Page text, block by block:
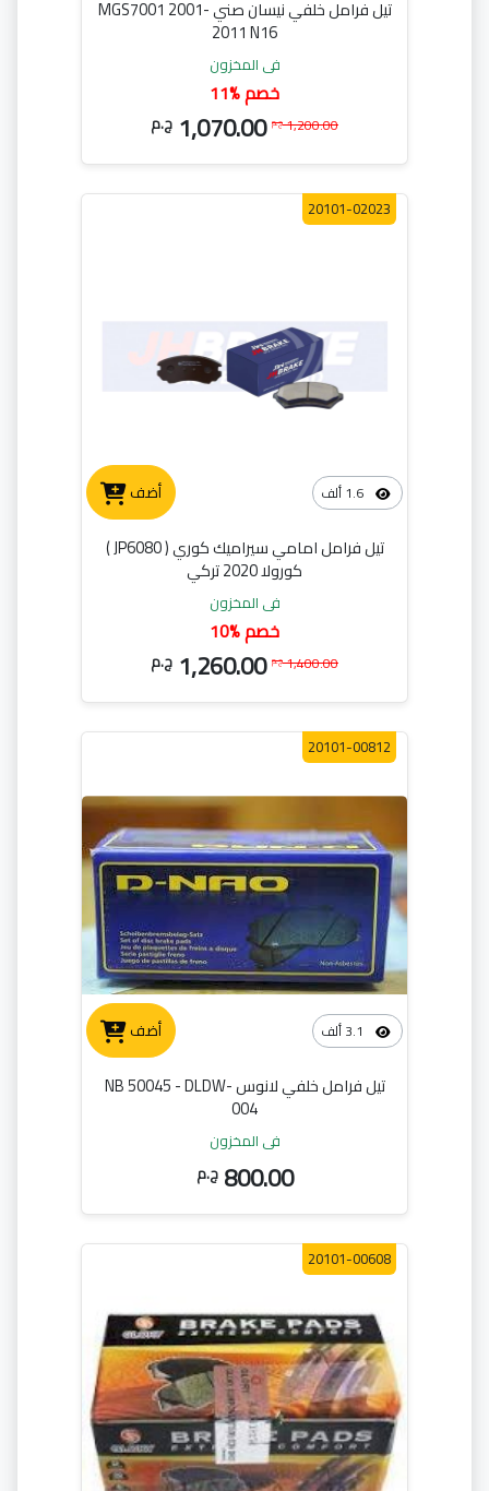
تيل فرامل خلفي نيسان صني MGS7001 2001-
2011 N16
في المخزون
11% خصم
1,200.00 ج.م 1,070.00 ج.م
أضف
20101-02023
تيل فرامل امامي سيراميك كوري ( JP6080 )
كورولا 2020 تركي
في المخزون
10% خصم
1,400.00 ج.م 1,260.00 ج.م
أضف
20101-00812
تيل فرامل خلفي لانوس NB 50045 - DLDW-
004
في المخزون
800.00 ج.م
20101-00608